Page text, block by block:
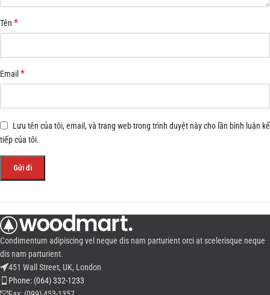
Tên *
Email *
Lưu tên của tôi, email, và trang web trong trình duyệt này cho lần bình luận kế
tiếp của tôi.
Condimentum adipiscing vel neque dis nam parturient orci at scelerisque neque
dis nam parturient.
451 Wall Street, UK, London
Phone: (064) 332-1233